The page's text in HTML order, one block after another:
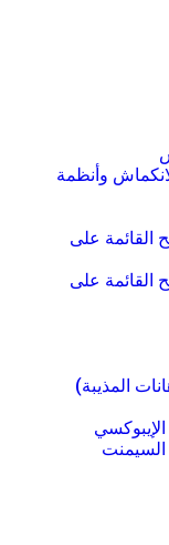
وأنظمة
القائمة على
القائمة على
المذيبة)
السيمنت